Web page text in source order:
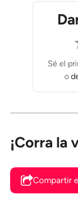
Sé el
o
¡Corra la
Compartir